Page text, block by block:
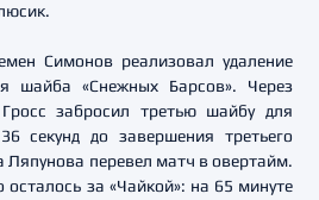
Симонов реализовал удаление
шайба «Снежных Барсов». Через
забросил третью шайбу для
секунд до завершения третьего
Ляпунова перевел матч в овертайм.
осталось за «Чайкой»: на 65 минуте